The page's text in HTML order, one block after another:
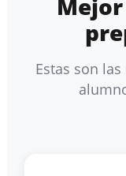
Estas son